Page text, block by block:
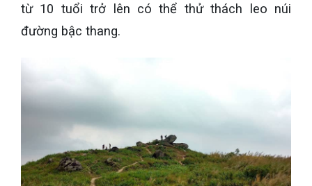
từ 10 tuổi trở lên có thể thử thách leo núi
đường bậc thang.